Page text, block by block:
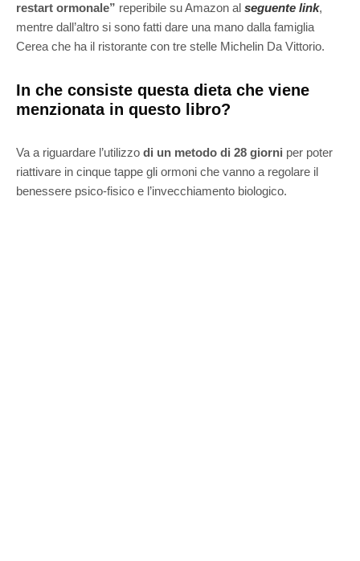
restart ormonale” reperibile su Amazon al seguente link,
mentre dall’altro si sono fatti dare una mano dalla famiglia
Cerea che ha il ristorante con tre stelle Michelin Da Vittorio.
In che consiste questa dieta che viene
menzionata in questo libro?
Va a riguardare l’utilizzo di un metodo di 28 giorni per poter
riattivare in cinque tappe gli ormoni che vanno a regolare il
benessere psico-fisico e l’invecchiamento biologico.